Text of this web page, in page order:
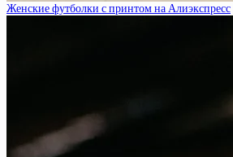
Женские футболки с принтом на Алиэкспресс